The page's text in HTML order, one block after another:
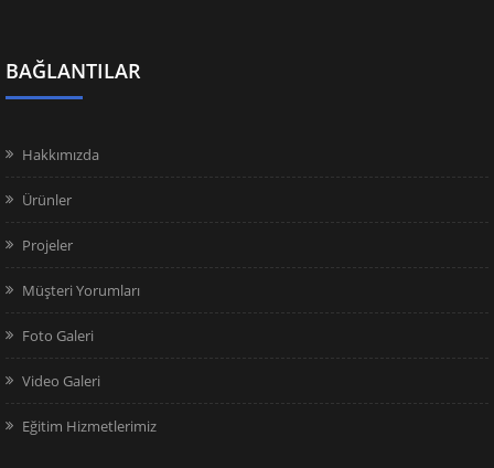
BAĞLANTILAR
Hakkımızda
Ürünler
Projeler
Müşteri Yorumları
Foto Galeri
Video Galeri
Eğitim Hizmetlerimiz